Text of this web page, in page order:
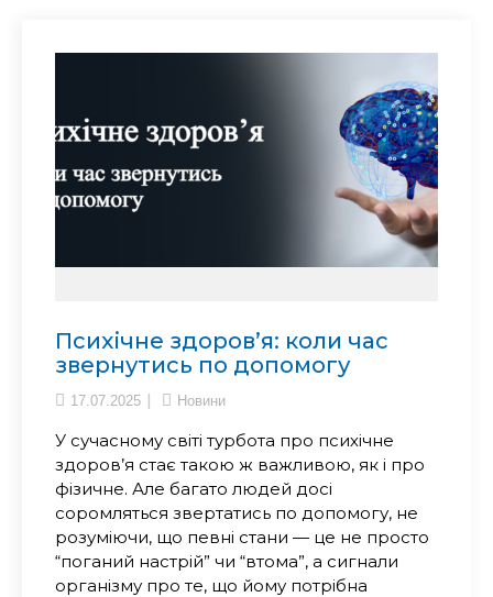
Психічне здоров’я: коли час
звернутись по допомогу
17.07.2025 Новини
У сучасному світі турбота про психічне
здоров’я стає такою ж важливою, як і про
фізичне. Але багато людей досі
соромляться звертатись по допомогу, не
розуміючи, що певні стани — це не просто
“поганий настрій” чи “втома”, а сигнали
організму про те, що йому потрібна